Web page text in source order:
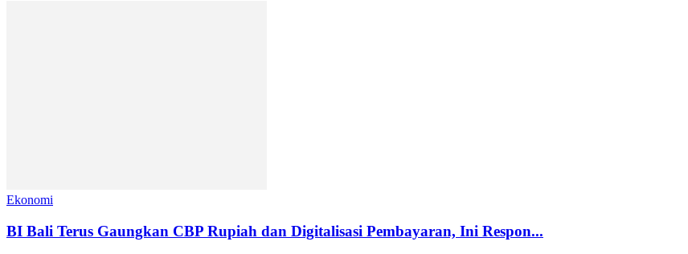
Ekonomi
BI Bali Terus Gaungkan CBP Rupiah dan Digitalisasi Pembayaran, Ini Respon...